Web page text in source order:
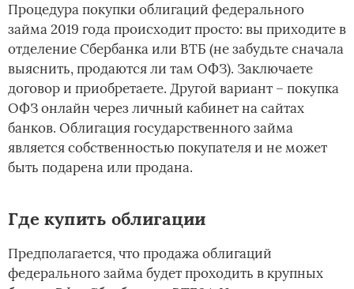
Процедура покупки облигаций федерального
займа 2019 года происходит просто: вы приходите в
отделение Сбербанка или ВТБ (не забудьте сначала
выяснить, продаются ли там ОФЗ). Заключаете
договор и приобретаете. Другой вариант – покупка
ОФЗ онлайн через личный кабинет на сайтах
банков. Облигация государственного займа
является собственностью покупателя и не может
быть подарена или продана.
Где купить облигации
Предполагается, что продажа облигаций
федерального займа будет проходить в крупных